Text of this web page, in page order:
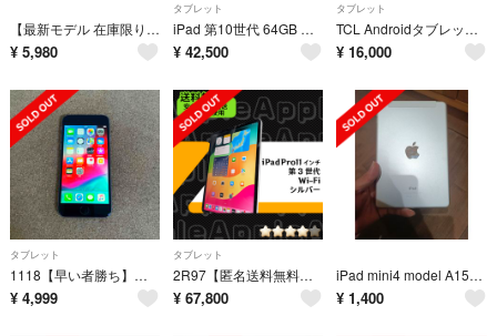
【最新モデル 在庫限り！】10.1インチ 日本製Android タブレット 本体
¥ 5,980
タブレット
iPad 第10世代 64GB ブルー 充電器付き
¥ 42,500
タブレット
TCL Androidタブレット TAB 10 GEN 2 8496G1
¥ 16,000
タブレット
1118【早い者勝ち】電池ほぼ新品☆iPhone6 16GB au☆
¥ 4,999
タブレット
2R97【匿名送料無料】Apple iPad Pro11インチ 第3世代 128GB Wi-Fiモデル
¥ 67,800
iPad mini4 model A1550 ジャンク品
¥ 1,400